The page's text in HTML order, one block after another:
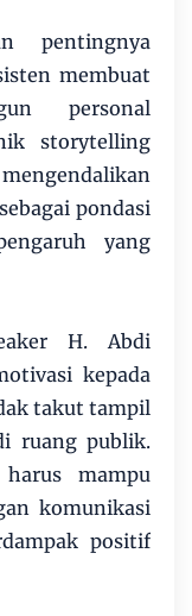
pentingnya
membuat
personal
storytelling
pondasi
yang
H. Abdi
kepada
takut tampil
ruang publik.
mampu
komunikasi
positif